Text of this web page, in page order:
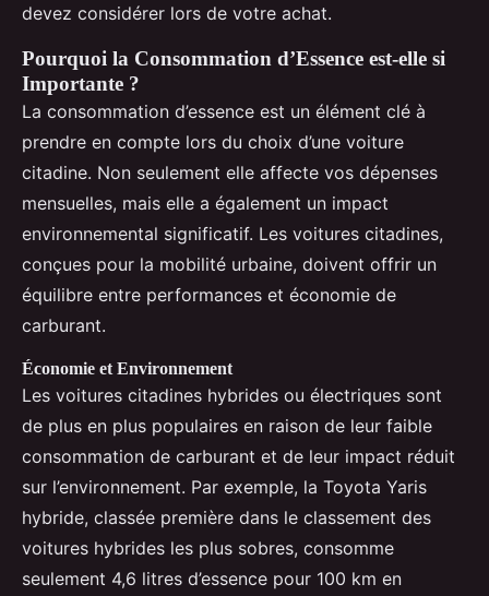
devez considérer lors de votre achat.
Pourquoi la Consommation d’Essence est-elle si
Importante ?
La consommation d’essence est un élément clé à
prendre en compte lors du choix d’une voiture
citadine. Non seulement elle affecte vos dépenses
mensuelles, mais elle a également un impact
environnemental significatif. Les voitures citadines,
conçues pour la mobilité urbaine, doivent offrir un
équilibre entre performances et économie de
carburant.
Économie et Environnement
Les voitures citadines hybrides ou électriques sont
de plus en plus populaires en raison de leur faible
consommation de carburant et de leur impact réduit
sur l’environnement. Par exemple, la Toyota Yaris
hybride, classée première dans le classement des
voitures hybrides les plus sobres, consomme
seulement 4,6 litres d’essence pour 100 km en